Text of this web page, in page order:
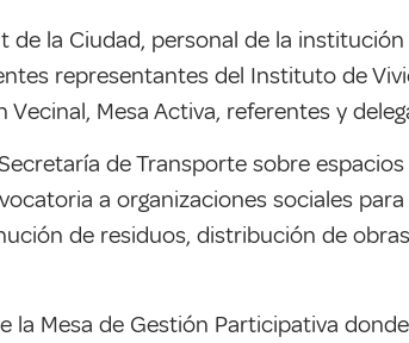
de la Ciudad, personal de la
representantes del Instituto de
Mesa Activa, referentes y
de Transporte sobre
a organizaciones sociales
de residuos, distribución de
Mesa de Gestión Participativa